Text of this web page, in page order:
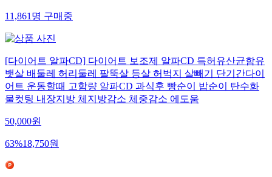
11,861 명 구매중
[다이어트 알파CD] 다이어트 보조제 알파CD 특허유산균함유
뱃살 배둘레 허리둘레 팔뚝살 등살 허벅지 살빼기 단기간다이
어트 운동할때 고함량 알파CD 과식후 빵순이 밥순이 탄수화
물컷팅 내장지방 체지방감소 체중감소 에도움
50,000원
63%18,750원